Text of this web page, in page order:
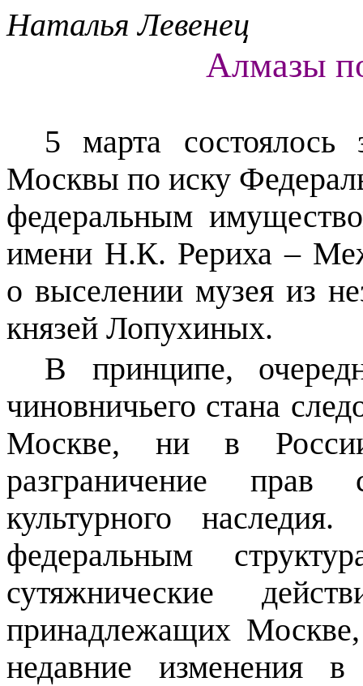
НатальяЛевенец
Алмазы
5 марта состоялось
Москвы по иску
федеральным
имени Н.К. Рериха –
о выселении музея из
князей Лопухиных.
В принципе,
чиновничьего стана
Москве, ни в
разграничение прав
культурного
федеральным
сутяжнические
принадлежащих
недавние изменения в